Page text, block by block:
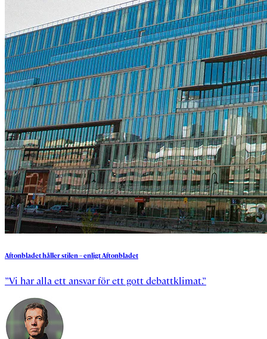
Aftonbladethållerstilen–enligtAftonbladet
”Vi har alla ett ansvar för ett gott debattklimat.”